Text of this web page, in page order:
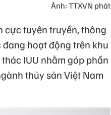
Ảnh: TTXVN phát
cực tuyên truyền, thông
hoạt động trên khu
IUU nhằm góp phần
thủy sản Việt Nam